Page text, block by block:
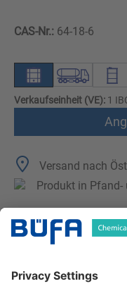
CAS-Nr.: 64-18-6
Verkaufseinheit (VE): 1
Versand nach
Produkt in Pfand-